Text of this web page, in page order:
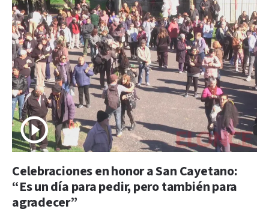
Celebraciones en honor a San Cayetano:
“Es un día para pedir, pero también para
agradecer”